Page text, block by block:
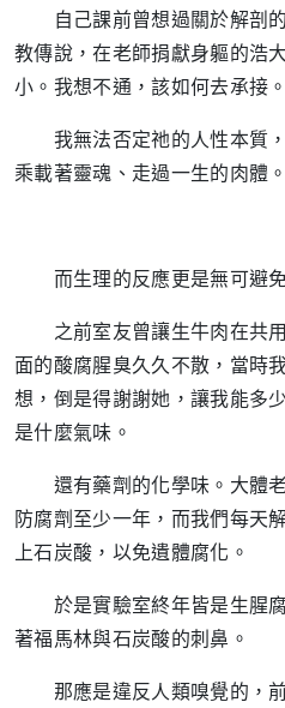
自己課前曾想過關於解剖
教傳說，在老師捐獻身軀的浩
小。我想不通，該如何去承接。
我無法否定祂的人性本質
乘載著靈魂、走過一生的肉體。
而生理的反應更是無可避免
之前室友曾讓生牛肉在共
面的酸腐腥臭久久不散，當時
想，倒是得謝謝她，讓我能多
是什麼氣味。
還有藥劑的化學味。大體
防腐劑至少一年，而我們每天
上石炭酸，以免遺體腐化。
於是實驗室終年皆是生腥
著福馬林與石炭酸的刺鼻。
那應是違反人類嗅覺的，